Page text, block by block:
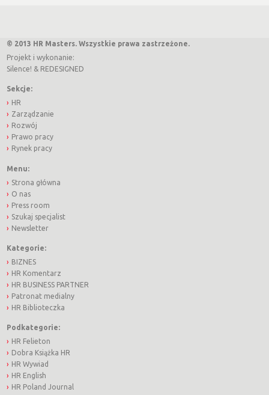
© 2013 HR Masters. Wszystkie prawa zastrzeżone.
Projekt i wykonanie:
Silence! & REDESIGNED
Sekcje:
HR
Zarządzanie
Rozwój
Prawo pracy
Rynek pracy
Menu:
Strona główna
O nas
Press room
Szukaj specjalist
Newsletter
Kategorie:
BIZNES
HR Komentarz
HR BUSINESS PARTNER
Patronat medialny
HR Biblioteczka
Podkategorie:
HR Felieton
Dobra Książka HR
HR Wywiad
HR English
HR Poland Journal